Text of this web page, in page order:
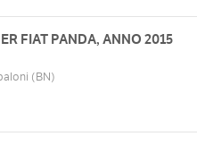
FIAT PANDA, ANNO 2015
(BN)